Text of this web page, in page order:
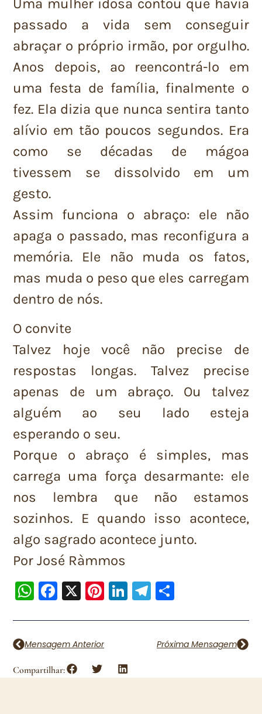
Uma mulher idosa contou que havia
passado a vida sem conseguir
abraçar o próprio irmão, por orgulho.
Anos depois, ao reencontrá-lo em
uma festa de família, finalmente o
fez. Ela dizia que nunca sentira tanto
alívio em tão poucos segundos. Era
como se décadas de mágoa
tivessem se dissolvido em um
gesto.
Assim funciona o abraço: ele não
apaga o passado, mas reconfigura a
memória. Ele não muda os fatos,
mas muda o peso que eles carregam
dentro de nós.
O convite
Talvez hoje você não precise de
respostas longas. Talvez precise
apenas de um abraço. Ou talvez
alguém ao seu lado esteja
esperando o seu.
Porque o abraço é simples, mas
carrega uma força desarmante: ele
nos lembra que não estamos
sozinhos. E quando isso acontece,
algo sagrado acontece junto.
Por José Ràmmos
WhatsApp
Facebook
X Pinterest
LinkedIn
Telegram
Mensagem Anterior Próxima Mensagem
Compartilhar: